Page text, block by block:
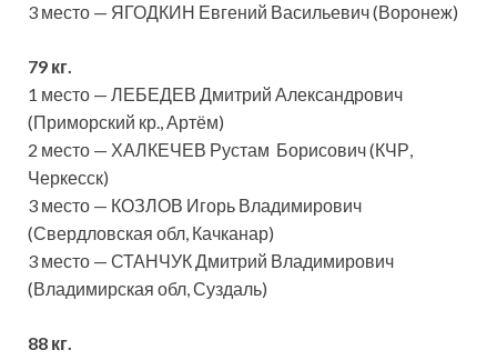
3 место — ЯГОДКИН Евгений Васильевич (Воронеж)
79 кг.
1 место — ЛЕБЕДЕВ Дмитрий Александрович
(Приморский кр., Артём)
2 место — ХАЛКЕЧЕВ Рустам Борисович (КЧР,
Черкесск)
3 место — КОЗЛОВ Игорь Владимирович
(Свердловская обл, Качканар)
3 место — СТАНЧУК Дмитрий Владимирович
(Владимирская обл, Суздаль)
88 кг.